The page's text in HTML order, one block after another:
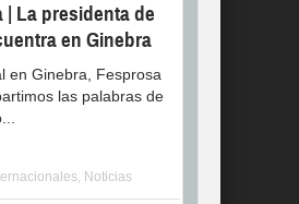
| La presidenta de
en Ginebra
en Ginebra, Fesprosa
las palabras de
, Noticias